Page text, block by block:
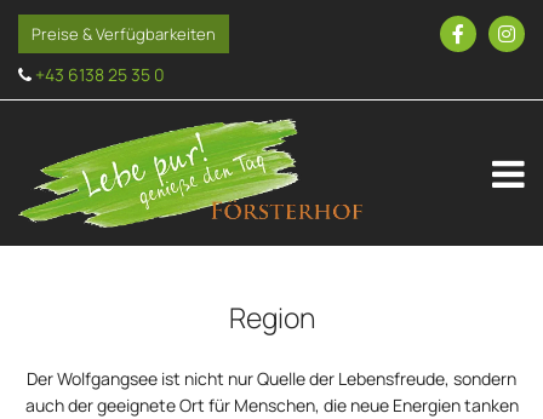
Preise & Verfügbarkeiten
 +43 6138 25 35 0
Region
Der Wolfgangsee ist nicht nur Quelle der Lebensfreude, sondern
auch der geeignete Ort für Menschen, die neue Energien tanken